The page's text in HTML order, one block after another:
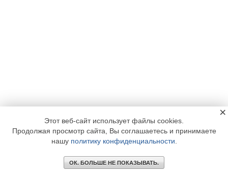
Этот веб-сайт использует файлы cookies.
Продолжая просмотр сайта, Вы соглашаетесь и принимаете
нашу политику конфиденциальности
ОК. БОЛЬШЕ НЕ ПОКАЗЫВАТЬ.
×